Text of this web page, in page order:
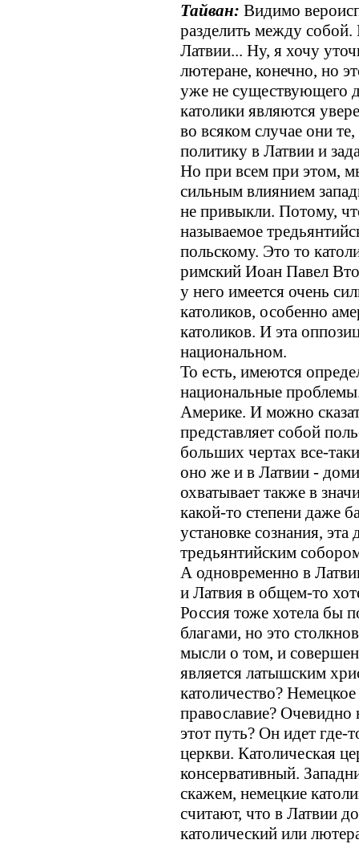
Тайван: Видимо
разделить между собой.
Латвии... Ну, я хочу
лютеране, конечно, но
уже не существующего
католики являются
во всяком случае они
политику в Латвии и
Но при всем при этом,
сильным влиянием
не привыкли. Потому,
называемое
польскому. Это то
римский Иоан Павел
у него имеется очень
католиков, особенно
католиков. И эта
национальном.
То есть, имеются
национальные
Америке. И можно
представляет собой
больших чертах все-
оно же и в Латвии -
охватывает также в
какой-то степени даже
установке сознания, эта
тредьянтийским
А одновременно в
и Латвия в общем-то
Россия тоже хотела бы
благами, но это
мысли о том, и
является латышским
католичество?
православие? Очевидно
этот путь? Он идет где-
церкви. Католическая
консервативный.
скажем, немецкие
считают, что в Латвии
католический или